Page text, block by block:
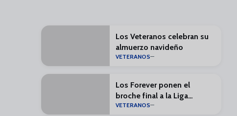
Los Veteranos celebran su
almuerzo navideño
VETERANOS
Los Forever ponen el
broche final a la Liga
Solidaria
VETERANOS